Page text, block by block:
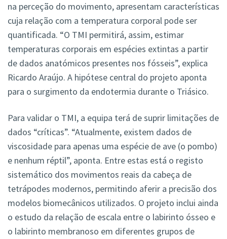
na perceção do movimento, apresentam características
cuja relação com a temperatura corporal pode ser
quantificada. “O TMI permitirá, assim, estimar
temperaturas corporais em espécies extintas a partir
de dados anatómicos presentes nos fósseis”, explica
Ricardo Araújo. A hipótese central do projeto aponta
para o surgimento da endotermia durante o Triásico.
Para validar o TMI, a equipa terá de suprir limitações de
dados “críticas”. “Atualmente, existem dados de
viscosidade para apenas uma espécie de ave (o pombo)
e nenhum réptil”, aponta. Entre estas está o registo
sistemático dos movimentos reais da cabeça de
tetrápodes modernos, permitindo aferir a precisão dos
modelos biomecânicos utilizados. O projeto inclui ainda
o estudo da relação de escala entre o labirinto ósseo e
o labirinto membranoso em diferentes grupos de